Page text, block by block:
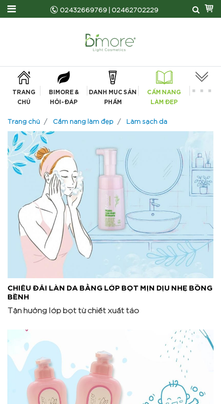
02432669769|02462702229
TRANG
CHỦ
BIMORE &
HỎI-ĐÁP
DANH MỤC SẢN
PHẨM
CẨM NANG
LÀM ĐẸP
Trang chủ Cẩm nang làm đẹp Làm sạch da
CHIÊU ĐÃI LÀN DA BẰNG LỚP BỌT MỊN DỊU NHẸ BỒNG
BỀNH
Tận hưởng lớp bọt từ chiết xuất táo